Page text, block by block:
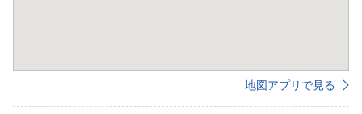
地図アプリで見る